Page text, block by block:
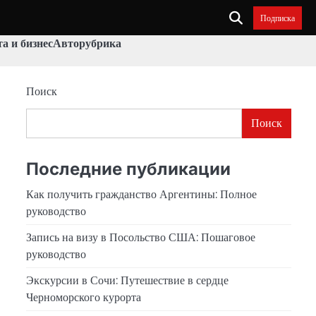
Подписка
и бизнесАвторубрика
Поиск
Поиск
Последние публикации
Как получить гражданство Аргентины: Полное
руководство
Запись на визу в Посольство США: Пошаговое
руководство
Экскурсии в Сочи: Путешествие в сердце
Черноморского курорта